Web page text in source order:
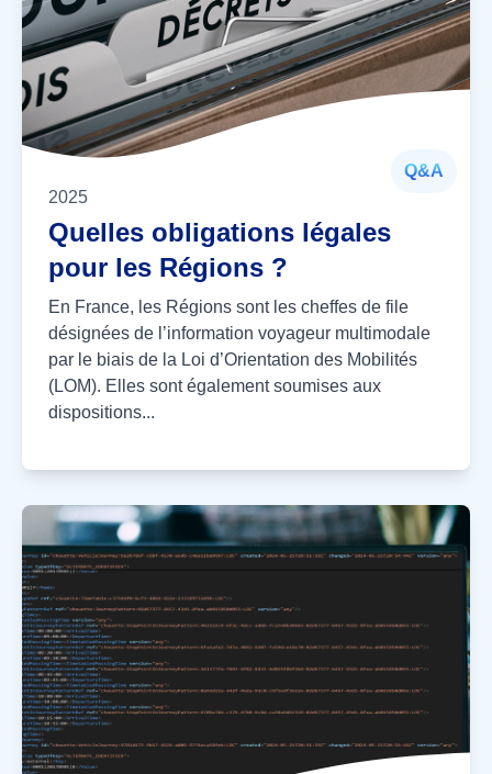
Q&A
2025
Quelles obligations légales
pour les Régions ?
En France, les Régions sont les cheffes de file
désignées de l’information voyageur multimodale
par le biais de la Loi d’Orientation des Mobilités
(LOM). Elles sont également soumises aux
dispositions...